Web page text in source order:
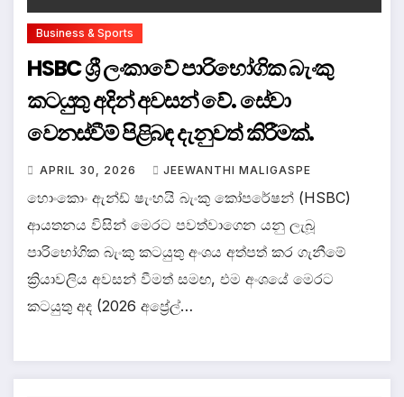
Business & Sports
HSBC ශ්‍රී ලංකාවේ පාරිභෝගික බැංකු
කටයුතු අදින් අවසන් වේ. සේවා
වෙනස්වීම් පිළිබඳ දැනුවත් කිරීමක්.
APRIL 30, 2026 JEEWANTHI MALIGASPE
හොංකොං ඇන්ඩ් ෂැංහයි බැංකු කෝපරේෂන් (HSBC)
ආයතනය විසින් මෙරට පවත්වාගෙන යනු ලැබූ
පාරිභෝගික බැංකු කටයුතු අංශය අත්පත් කර ගැනීමේ
ක්‍රියාවලිය අවසන් වීමත් සමඟ, එම අංශයේ මෙරට
කටයුතු අද (2026 අප්‍රේල්…